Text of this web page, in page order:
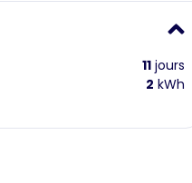
11 jours
2 kWh